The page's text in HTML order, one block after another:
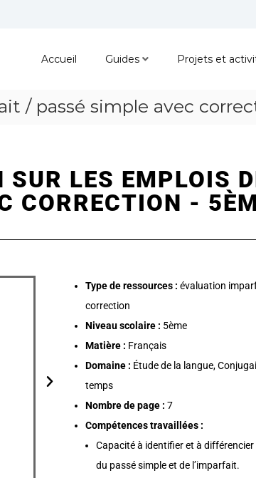
Accueil Guides Projets et
/ passé simple avec
SUR LES EMPLOIS
CORRECTION -
Type de ressources : évaluation
correction
Niveau scolaire : 5ème
Matière : Français
Domaine : Étude de la langue,
temps
Nombre de page : 7
Compétences travaillées :
Capacité à identifier et à
du passé simple et de l’imparfait.